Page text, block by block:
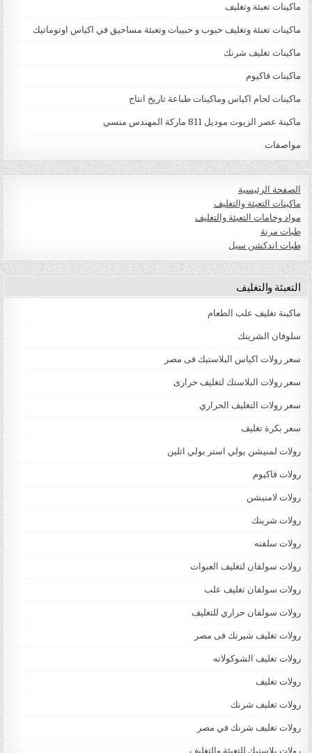
ماكينات تعبئة وتغليف
ماكينات تعبئة وتغليف حبوب و حبيبات وتعبئة مساحيق في اكياس اوتوماتيك
ماكينات تغليف شرنك
ماكينات فاكيوم
ماكينات لحام اكياس وماكينات طباعة تاريخ انتاج
ماكينة عصر الزيوت موديل 811 ماركة المهندس منسي
مواصفات
الصفحة الرئيسية
ماكينات التعبئة والتغليف
مواد وخامات التعبئة والتغليف
طبات مرنة
طبات اندكشن سيل
التعبئة والتغليف
ماكينة تغليف علب الطعام
سلوفان الشرينك
سعر رولات اكياس البلاستيك فى مصر
سعر رولات البلاستك لتغليف حرارى
سعر رولات التغليف الحراري
سعر بكرة تغليف
رولات لمنيشن بولي استر بولي اثلين
رولات فاكيوم
رولات لامنيشن
رولات شرينك
رولات سلفنه
رولات سولفان لتغليف العبوات
رولات سولفان تغليف علب
رولات سولفان حراري للتغليف
رولات تغليف شيرنك فى مصر
رولات تغليف الشوكولاته
رولات تغليف
رولات تغليف شرنك
رولات تغليف شرنك في مصر
رولات بلاستيك للتعبئة والتغليف